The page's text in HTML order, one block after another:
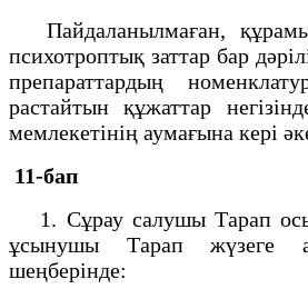
Пайдаланылмаған,
психотроптық заттар бар
препараттардың
растайтын құжаттар
мемлекетінің аумағына кері
11-бап
1. Сұрау салушы Тарап осы
ұсынушы Тарап жүзеге
шеңберінде: